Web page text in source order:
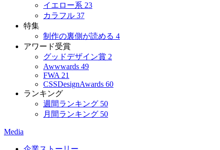
イエロー系 23
カラフル 37
特集
制作の裏側が読める 4
アワード受賞
グッドデザイン賞 2
Awwwards 49
FWA 21
CSSDesignAwards 60
ランキング
週間ランキング 50
月間ランキング 50
Media